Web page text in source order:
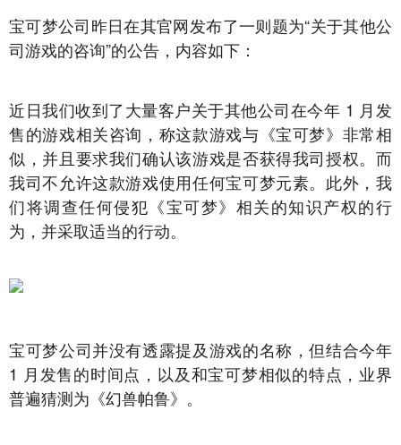
宝可梦公司昨日在其官网发布了一则题为“关于其他公
司游戏的咨询”的公告，内容如下：
近日我们收到了大量客户关于其他公司在今年 1 月发
售的游戏相关咨询，称这款游戏与《宝可梦》非常相
似，并且要求我们确认该游戏是否获得我司授权。而
我司不允许这款游戏使用任何宝可梦元素。此外，我
们将调查任何侵犯《宝可梦》相关的知识产权的行
为，并采取适当的行动。
宝可梦公司并没有透露提及游戏的名称，但结合今年
1 月发售的时间点，以及和宝可梦相似的特点，业界
普遍猜测为《幻兽帕鲁》。